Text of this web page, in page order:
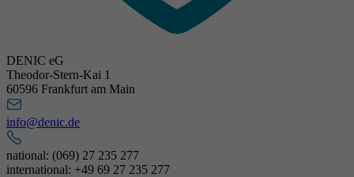
DENIC eG
Theodor-Stern-Kai 1
60596 Frankfurt am Main
info@denic.de
national: (069) 27 235 277
international: +49 69 27 235 277